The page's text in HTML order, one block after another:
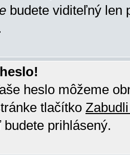
budete viditeľný len
heslo môžeme
tlačítko
prihlásený.